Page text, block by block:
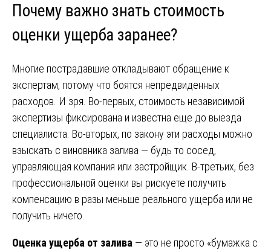
Почему важно знать стоимость
оценки ущерба заранее?
Многие пострадавшие откладывают обращение к
экспертам, потому что боятся непредвиденных
расходов. И зря. Во-первых, стоимость независимой
экспертизы фиксирована и известна еще до выезда
специалиста. Во-вторых, по закону эти расходы можно
взыскать с виновника залива — будь то сосед,
управляющая компания или застройщик. В-третьих, без
профессиональной оценки вы рискуете получить
компенсацию в разы меньше реального ущерба или не
получить ничего.
Оценка ущерба от залива — это не просто «бумажка с